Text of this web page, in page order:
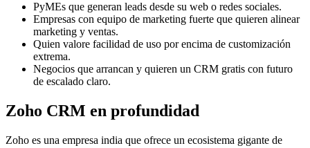
PyMEs que generan leads desde su web o redes sociales.
Empresas con equipo de marketing fuerte que quieren alinear
marketing y ventas.
Quien valore facilidad de uso por encima de customización
extrema.
Negocios que arrancan y quieren un CRM gratis con futuro
de escalado claro.
Zoho CRM en profundidad
Zoho es una empresa india que ofrece un ecosistema gigante de